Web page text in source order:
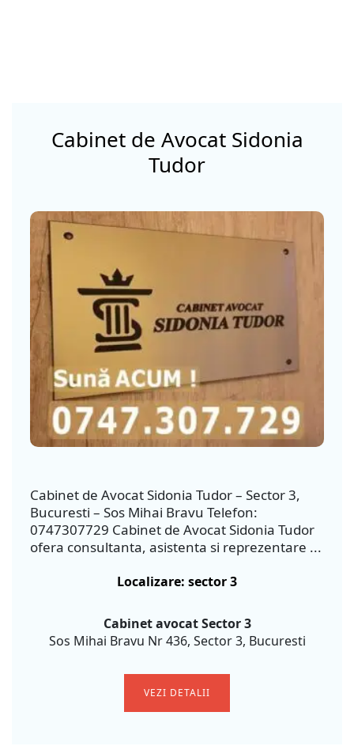
Cabinet de Avocat Sidonia
Tudor
Cabinet de Avocat Sidonia Tudor – Sector 3,
Bucuresti – Sos Mihai Bravu Telefon:
0747307729 Cabinet de Avocat Sidonia Tudor
ofera consultanta, asistenta si reprezentare ...
Localizare: sector 3
Cabinet avocat Sector 3
Sos Mihai Bravu Nr 436, Sector 3, Bucuresti
VEZI DETALII